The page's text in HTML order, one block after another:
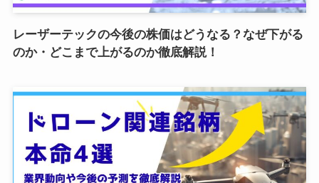
レーザーテックの今後の株価はどうなる？なぜ下がる
のか・どこまで上がるのか徹底解説！